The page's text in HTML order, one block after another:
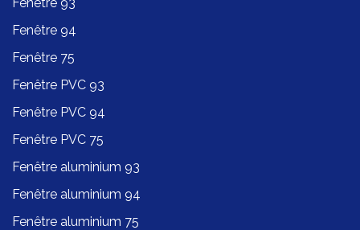
Fenêtre 94
Fenêtre 75
Fenêtre PVC 93
Fenêtre PVC 94
Fenêtre PVC 75
Fenêtre aluminium 93
Fenêtre aluminium 94
Fenêtre aluminium 75